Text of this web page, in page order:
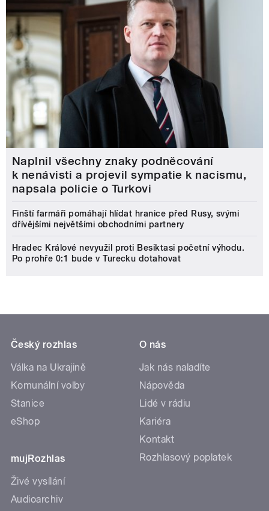
Naplnil všechny znaky podněcování
k nenávisti a projevil sympatie k nacismu,
napsala policie o Turkovi
Finští farmáři pomáhají hlídat hranice před Rusy, svými
dřívějšími největšími obchodními partnery
Hradec Králové nevyužil proti Besiktasi početní výhodu.
Po prohře 0:1 bude v Turecku dotahovat
Český rozhlas
Válka na Ukrajině
Komunální volby
Stanice
eShop
mujRozhlas
Živé vysílání
Audioarchiv
O nás
Jak nás naladíte
Nápověda
Lidé v rádiu
Kariéra
Kontakt
Rozhlasový poplatek